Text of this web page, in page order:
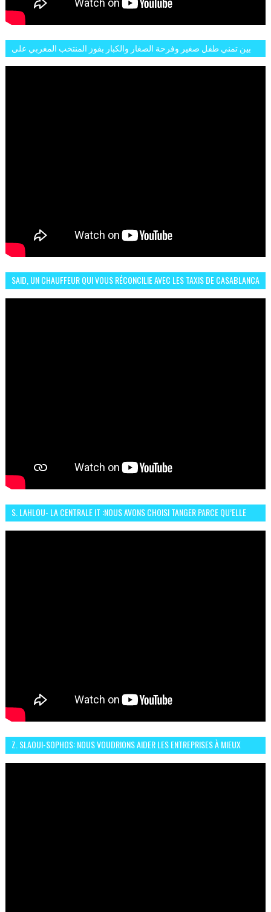
بين تمني طفل صغير وفرحة الصغار والكبار بفوز المنتخب المغربي على
SAID, UN CHAUFFEUR QUI VOUS RÉCONCILIE AVEC LES TAXIS DE CASABLANCA
S. LAHLOU- LA CENTRALE IT :NOUS AVONS CHOISI TANGER PARCE QU’ELLE
Z. SLAOUI-SOPHOS: NOUS VOUDRIONS AIDER LES ENTREPRISES À MIEUX